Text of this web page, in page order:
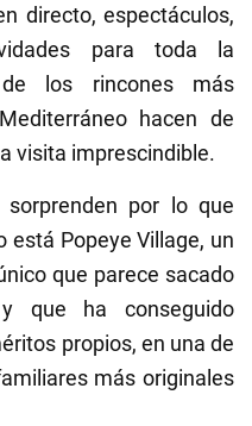
directo, espectáculos,
para toda la
los rincones más
hacen de
visita imprescindible.
por lo que
está Popeye Village, un
que parece sacado
que ha conseguido
propios, en una de
más originales